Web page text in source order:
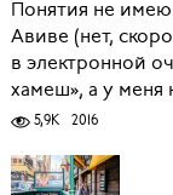
Понятия не
Авиве (нет,
в электронной
хамеш», а у меня
5,9K 2016